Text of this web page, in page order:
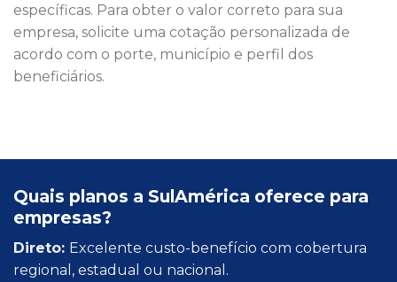
específicas. Para obter o valor correto para sua
empresa, solicite uma cotação personalizada de
acordo com o porte, município e perfil dos
beneficiários.
Quais planos a SulAmérica oferece para
empresas?
Direto: Excelente custo-benefício com cobertura
regional, estadual ou nacional.